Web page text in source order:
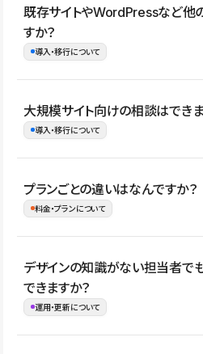
コーポレートサイト、サービスサイ
グ・メディア、イベントサイト、店
ォリオなど幅広く制作できます。
既存サイトやWordPressなど他
すか？
導入・移行について
はい。既存サイトの構成やコンテンツ
Studio上に再構築する形で移行でき
イト全体のデザインや設定がそのまま
め、移行後にページ構成やデザイン
大規模サイト向けの相談はでき
導入・移行について
はい。アクセス規模が大きいサイトや
理、セキュリティ確認、既存システ
ない段階でも、お問い合わせくださ
お問合せはこちら
プランごとの違いはなんですか？
料金・プランについて
公開ページ数、バージョン履歴の期間
管理の有無などがプランごとに異な
ージをご覧ください。
デザインの知識がない担当者で
できますか？
運用・更新について